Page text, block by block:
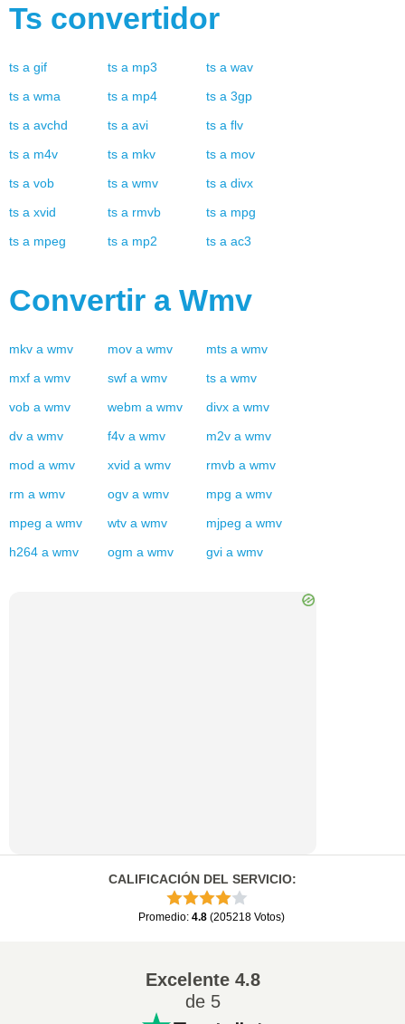
Ts convertidor
ts a gif ts a mp3 ts a wav
ts a wma ts a mp4 ts a 3gp
ts a avchd ts a avi ts a flv
ts a m4v ts a mkv ts a mov
ts a vob ts a wmv ts a divx
ts a xvid ts a rmvb ts a mpg
ts a mpeg ts a mp2 ts a ac3
Convertir a Wmv
mkv a wmv mov a wmv mts a wmv
mxf a wmv swf a wmv ts a wmv
vob a wmv webm a wmv divx a wmv
dv a wmv f4v a wmv m2v a wmv
mod a wmv xvid a wmv rmvb a wmv
rm a wmv ogv a wmv mpg a wmv
mpeg a wmv wtv a wmv mjpeg a wmv
h264 a wmv ogm a wmv gvi a wmv
CALIFICACIÓN DEL SERVICIO:
Promedio: 4.8 (205218 Votos)
Excelente4.8
de 5